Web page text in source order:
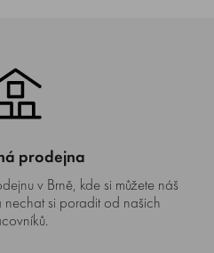
prodejna
v Brně, kde si můžete náš
nechat si poradit od našich